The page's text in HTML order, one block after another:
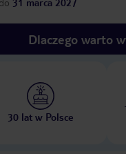
Dlaczego warto
30 lat w Polsce